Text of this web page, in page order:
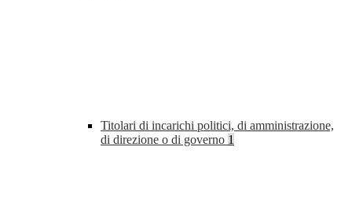
Titolari di incarichi politici, di amministrazione,
di direzione o di governo 1